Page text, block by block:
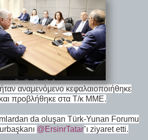
αναμενόμενο κεφαλαιοποιήθηκε
προβλήθηκε στα Τ/κ ΜΜΕ.
da oluşan Türk-Yunan Forumu
@ErsinrTatar’ı ziyaret etti.